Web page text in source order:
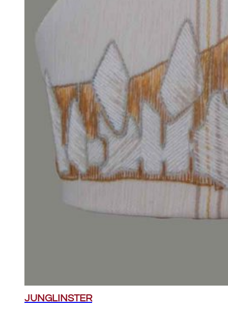
JUNGLINSTER